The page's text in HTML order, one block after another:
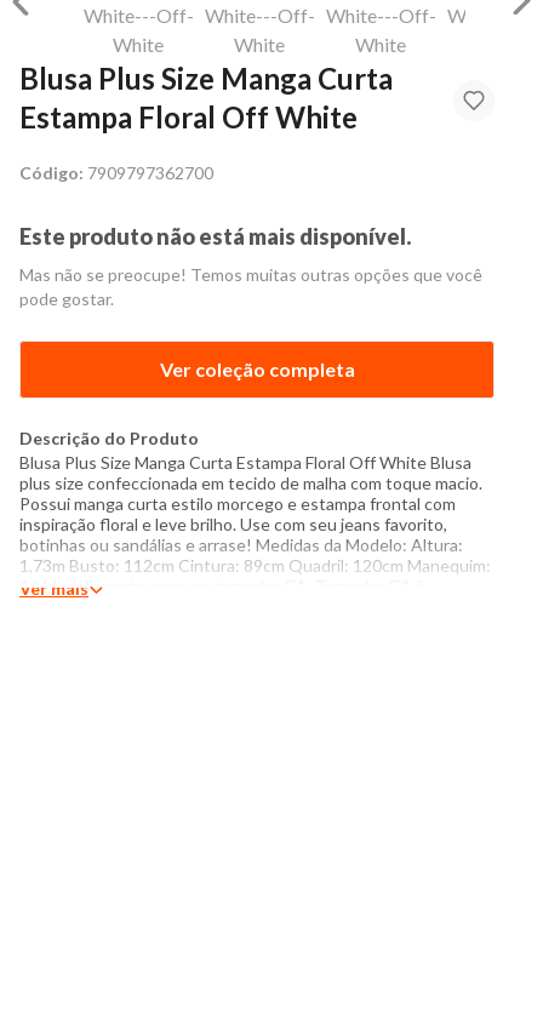
Blusa Plus Size Manga Curta
Estampa Floral Off White
Código: 7909797362700
Este produto não está mais disponível.
Mas não se preocupe! Temos muitas outras opções que você
pode gostar.
Ver coleção completa
Descrição do Produto
Blusa Plus Size Manga Curta Estampa Floral Off White Blusa
plus size confeccionada em tecido de malha com toque macio.
Possui manga curta estilo morcego e estampa frontal com
inspiração floral e leve brilho. Use com seu jeans favorito,
botinhas ou sandálias e arrase! Medidas da Modelo: Altura:
1,73m Busto: 112cm Cintura: 89cm Quadril: 120cm Manequim:
46 Modelo veste peça no tamanho G1 -Tamanho G1 é
Ver mais